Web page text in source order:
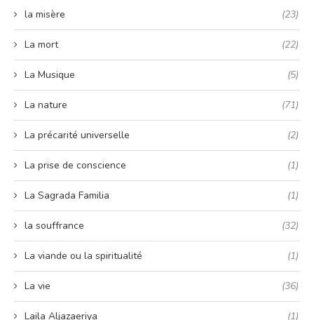
la misère (23)
La mort (22)
La Musique (5)
La nature (71)
La précarité universelle (2)
La prise de conscience (1)
La Sagrada Familia (1)
la souffrance (32)
La viande ou la spiritualité (1)
La vie (36)
Laila Aljazaeriya (1)